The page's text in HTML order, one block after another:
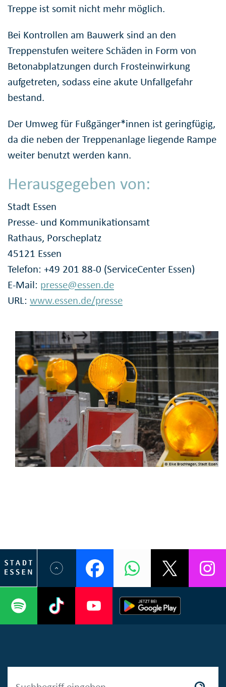
Treppe ist somit nicht mehr möglich.
Bei Kontrollen am Bauwerk sind an den
Treppenstufen weitere Schäden in Form von
Betonabplatzungen durch Frosteinwirkung
aufgetreten, sodass eine akute Unfallgefahr
bestand.
Der Umweg für Fußgänger*innen ist geringfügig,
da die neben der Treppenanlage liegende Rampe
weiter benutzt werden kann.
Herausgegeben von:
Stadt Essen
Presse- und Kommunikationsamt
Rathaus, Porscheplatz
45121 Essen
Telefon: +49 201 88-0 (ServiceCenter Essen)
E-Mail: presse@essen.de
URL: www.essen.de/presse
© Elke Brochhagen, Stadt Essen